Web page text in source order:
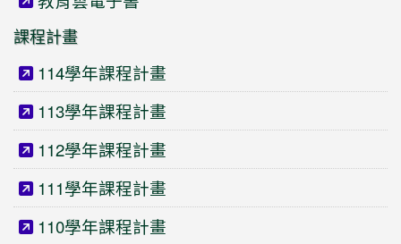
課程計畫
114學年課程計畫
113學年課程計畫
112學年課程計畫
111學年課程計畫
110學年課程計畫